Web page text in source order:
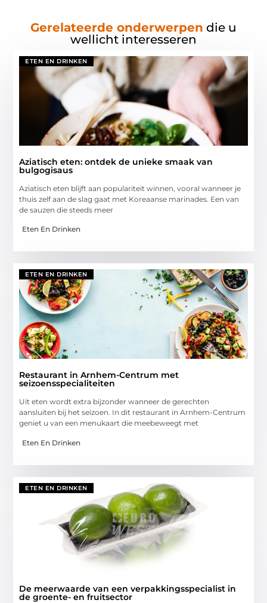
Gerelateerde onderwerpen die u
wellicht interesseren
ETEN EN DRINKEN
Aziatisch eten: ontdek de unieke smaak van
bulgogisaus
Aziatisch eten blijft aan populariteit winnen, vooral wanneer je
thuis zelf aan de slag gaat met Koreaanse marinades. Een van
de sauzen die steeds meer
Eten En Drinken
ETEN EN DRINKEN
Restaurant in Arnhem-Centrum met
seizoensspecialiteiten
Uit eten wordt extra bijzonder wanneer de gerechten
aansluiten bij het seizoen. In dit restaurant in Arnhem-Centrum
geniet u van een menukaart die meebeweegt met
Eten En Drinken
ETEN EN DRINKEN
De meerwaarde van een verpakkingsspecialist in
de groente- en fruitsector